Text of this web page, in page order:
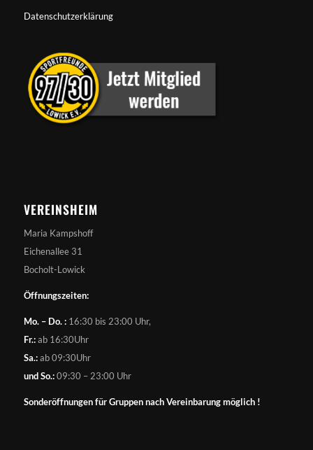
Datenschutzerklärung
VEREINSHEIM
Maria Kampshoff
Eichenallee 31
Bocholt-Lowick
Öffnungszeiten:
Mo. – Do. :16:30 bis 23:00 Uhr,
Fr.:ab 16:30Uhr
Sa.:ab 09:30Uhr
und So.:09:30 – 23:00 Uhr
Sonderöffnungen für Gruppen nach Vereinbarung möglich !